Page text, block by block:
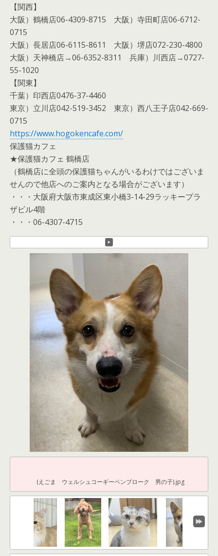
【関西】
大阪）鶴橋店06-4309-8715 大阪）寺田町店06-6712-
0715
大阪）長居店06-6115-8611 大阪）堺店072-230-4800
大阪）天神橋店→06-6352-8311 兵庫）川西店→0727-
55-1020
【関東】
千葉）印西店0476-37-4460
東京）立川店042-519-3452 東京）西八王子店042-669-
0715
https://www.hogokencafe.com/
保護猫カフェ
★保護猫カフェ 鶴橋店
（鶴橋店に全頭の保護猫ちゃんがいるわけではございま
せんので他店へのご案内となる場合がございます）
・・・大阪府大阪市東成区東小橋3-14-29ラッキープラ
ザビル4階
・・・06-4307-4715
(えごま ウェルシュコーギーペンブローク 男の子).jpg